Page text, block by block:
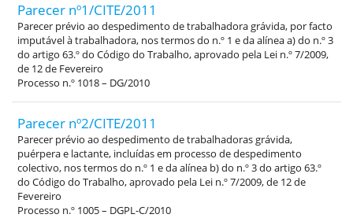
Parecer nº1/CITE/2011
Parecer prévio ao despedimento de trabalhadora grávida, por facto
imputável à trabalhadora, nos termos do n.º 1 e da alínea a) do n.º 3
do artigo 63.º do Código do Trabalho, aprovado pela Lei n.º 7/2009,
de 12 de Fevereiro
Processo n.º 1018 – DG/2010
Parecer nº2/CITE/2011
Parecer prévio ao despedimento de trabalhadoras grávida,
puérpera e lactante, incluídas em processo de despedimento
colectivo, nos termos do n.º 1 e da alínea b) do n.º 3 do artigo 63.º
do Código do Trabalho, aprovado pela Lei n.º 7/2009, de 12 de
Fevereiro
Processo n.º 1005 – DGPL-C/2010